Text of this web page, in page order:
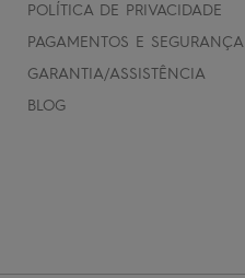
POLÍTICA DE PRIVACIDADE
PAGAMENTOS E SEGURANÇA
GARANTIA/ASSISTÊNCIA
BLOG